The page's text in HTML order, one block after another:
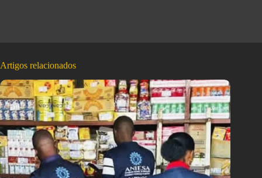
Artigos relacionados